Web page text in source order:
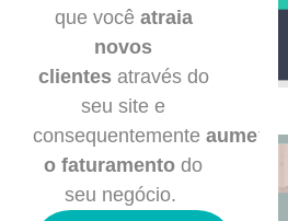
que você atraia
novos
clientesatravés do
seu site e
consequentemente aumente
o faturamento do
seu negócio.